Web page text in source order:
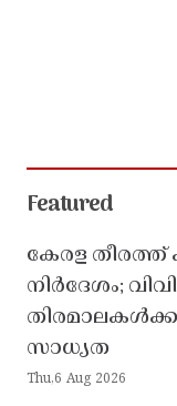
Featured
കേരള തീരത്ത്
നിർദേശം;
സാധ്യത
Thu,6 Aug 2026